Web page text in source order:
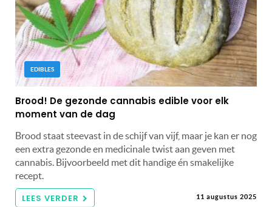
EDIBLES
Brood! De gezonde cannabis edible voor elk
moment van de dag
Brood staat steevast in de schijf van vijf, maar je kan er nog
een extra gezonde en medicinale twist aan geven met
cannabis. Bijvoorbeeld met dit handige én smakelijke
recept.
LEES VERDER 11 augustus 2025